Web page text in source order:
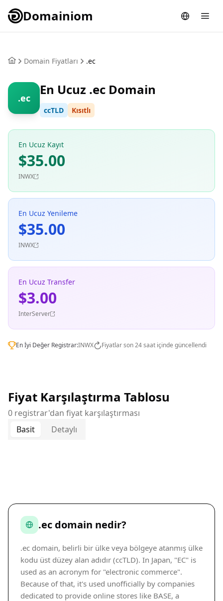
Domainiom
Domain Fiyatları .ec
.ec
En Ucuz .ec Domain
ccTLD Kısıtlı
En Ucuz Kayıt
$35.00
INWX
En Ucuz Yenileme
$35.00
INWX
En Ucuz Transfer
$3.00
InterServer
En İyi Değer Registrar:INWX Fiyatlar son 24 saat içinde güncellendi
Fiyat Karşılaştırma Tablosu
0 registrar'dan fiyat karşılaştırması
Basit
Detaylı
.ec domain nedir?
.ec domain, belirli bir ülke veya bölgeye atanmış ülke
kodu üst düzey alan adıdır (ccTLD). In Japan, "EC" is
used as an acronym for "electronic commerce".
Because of that, it's used unofficially by companies
dedicated to provide online stores like BASE, a